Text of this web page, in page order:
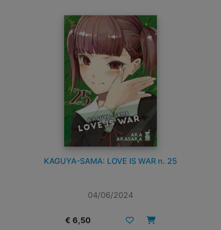
KAGUYA-SAMA: LOVE IS WAR n. 25
04/06/2024
€ 6,50